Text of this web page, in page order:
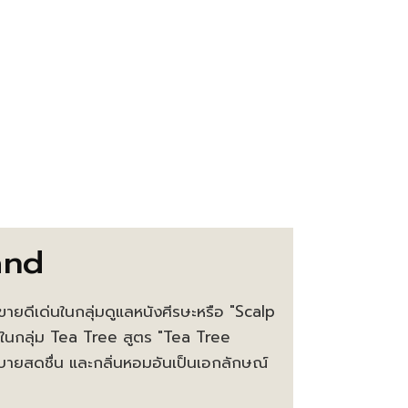
ยดีเด่นในกลุ่มดูแลหนังศีรษะหรือ "Scalp
กลุ่ม Tea Tree สูตร "Tea Tree
ายสดชื่น และกลิ่นหอมอันเป็นเอกลักษณ์